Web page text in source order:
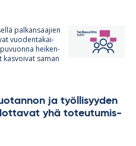
pal­kan­saa­jien
vuo­den­ta­kai­
hei­ken­
sa­man
ja työl­li­syy­den
yhä to­teu­tu­mis­